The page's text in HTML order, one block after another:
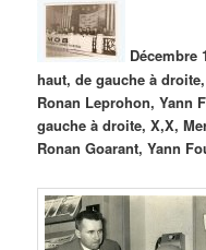
Décembre
haut, de gauche à
Ronan Leprohon, Yann
gauche à droite, X,X,
Ronan Goarant, Yann